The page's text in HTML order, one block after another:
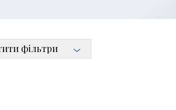
фільтри